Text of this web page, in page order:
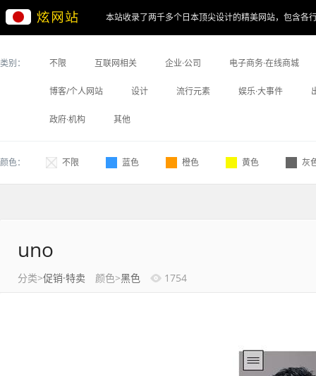
本站收录了两千多个日本顶尖设计的精美网站，包含各
类别： 不限 互联网相关 企业·公司 电子商务·在线商城
博客/个人网站 设计 流行元素 娱乐·大事件
政府·机构 其他
颜色： 不限 蓝色 橙色 黄色 灰
uno
分类>促销·特卖 颜色>黑色 1754